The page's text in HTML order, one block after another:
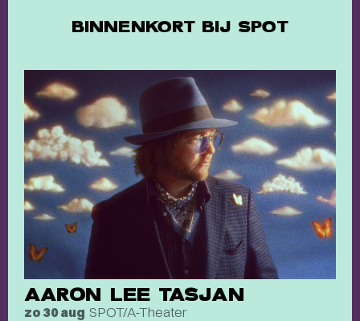
BINNENKORT BIJ SPOT
AARON LEE TASJAN
zo 30 aug SPOT/A-Theater